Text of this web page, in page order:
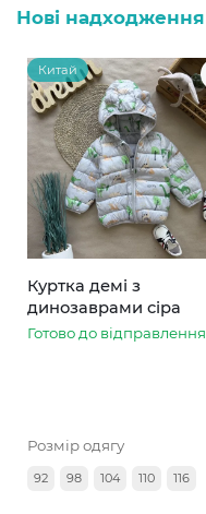
Нові надходження
Китай
Куртка демі з
динозаврами сіра
Готово до відправлення
Розмір одягу
92 98 104 110 116